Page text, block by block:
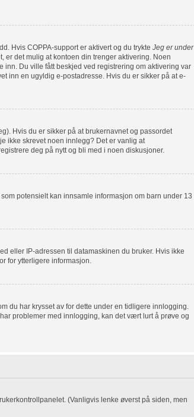
Hvis COPPA-support er aktivert og du trykte Jeg er under
er det mulig at kontoen din trenger aktivering. Noen
Du ville fått beskjed ved registrering om aktivering var
inn en ugyldig e-postadresse. Hvis du er sikker på at e-
Hvis du er sikker på at brukernavnet og passordet
ikke skrevet noen innlegg? Det er vanlig at
deg på nytt og bli med i noen diskusjoner.
potensielt kan innsamle informasjon om barn under 13
eller IP-adressen til datamaskinen du bruker. Hvis ikke
for ytterligere informasjon.
du har krysset av for dette under en tidligere innlogging.
problemer med innlogging, kan det vært lurt å prøve og
(Vanligvis lenke øverst på siden, men